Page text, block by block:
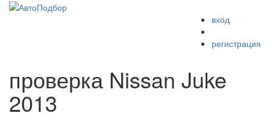
вход
регистрация
проверка Nissan Juke
2013